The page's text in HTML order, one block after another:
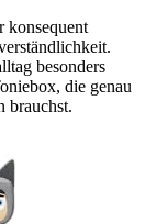
konsequent
besonders
die genau
brauchst.